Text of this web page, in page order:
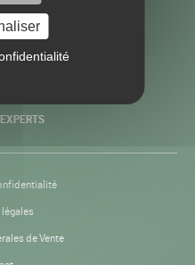
légales
de Vente